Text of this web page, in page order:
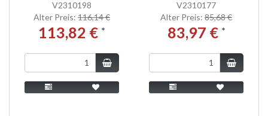
V2310198
Alter Preis: 116,14 €
113,82 € *
V2310177
Alter Preis: 85,68 €
83,97 € *